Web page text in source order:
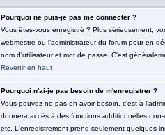
Pourquoi ne puis-je pas me connecter ?
Vous êtes-vous enregistré ? Plus sérieusement,
webmestre ou l'administrateur du forum pour en
nom d'utilisateur et mot de passe. C'est
Revenir en haut
Pourquoi n'ai-je pas besoin de m'enregistrer ?
Vous pouvez ne pas en avoir besoin, c'est à
donnera accès à des fonctions additionnelles
etc. L'enregistrement prend seulement quelques